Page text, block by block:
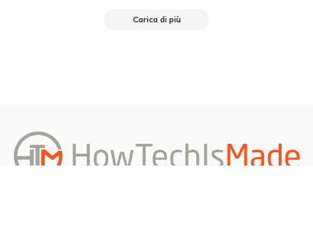
Carica di più